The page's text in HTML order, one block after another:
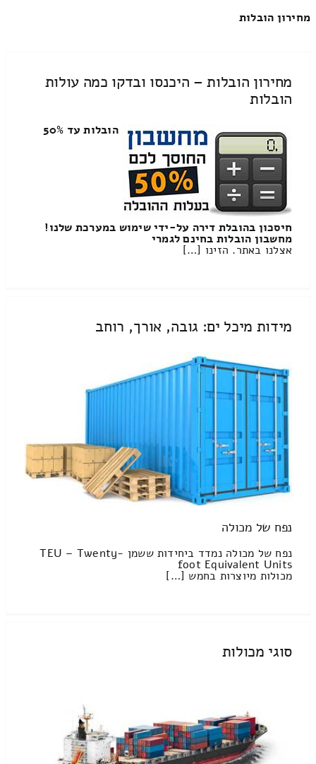
מחירון הובלות
מחירון הובלות – היכנסו ובדקו כמה עולות
הובלות
הובלות עד 50%
חיסכון בהובלת דירה על-ידי שימוש במערכת שלנו!
מחשבון הובלות בחינם לגמרי
אצלנו באתר. הזינו […]
מידות מיכל ים: גובה, אורך, רוחב
נפח של מכולה
נפח של מכולה נמדד ביחידות ששמן TEU – Twenty-
foot Equivalent Units
מכולות מיוצרות בחמש […]
סוגי מכולות